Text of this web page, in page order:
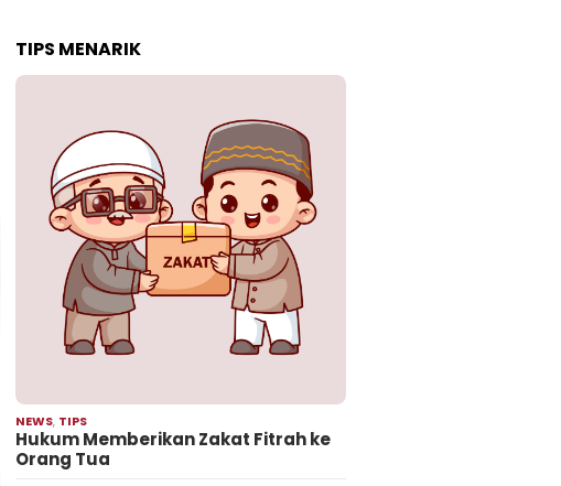
TIPS MENARIK
NEWS, TIPS
Hukum Memberikan Zakat Fitrah ke
Orang Tua